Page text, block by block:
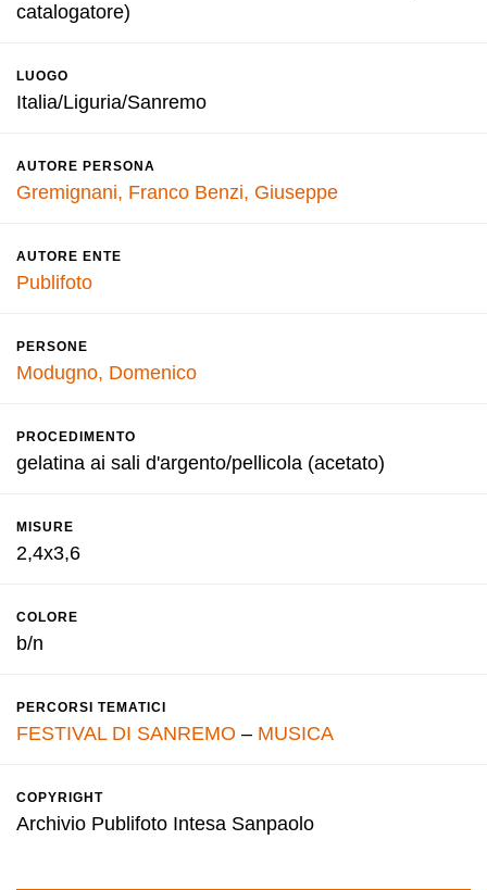
catalogatore)
LUOGO
Italia/Liguria/Sanremo
AUTORE PERSONA
Gremignani, Franco Benzi, Giuseppe
AUTORE ENTE
Publifoto
PERSONE
Modugno, Domenico
PROCEDIMENTO
gelatina ai sali d'argento/pellicola (acetato)
MISURE
2,4x3,6
COLORE
b/n
PERCORSI TEMATICI
FESTIVAL DI SANREMO – MUSICA
COPYRIGHT
Archivio Publifoto Intesa Sanpaolo